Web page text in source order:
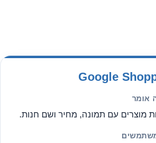
Google
אומר
מוצרים עם תמונה, מחיר ושם חנות.